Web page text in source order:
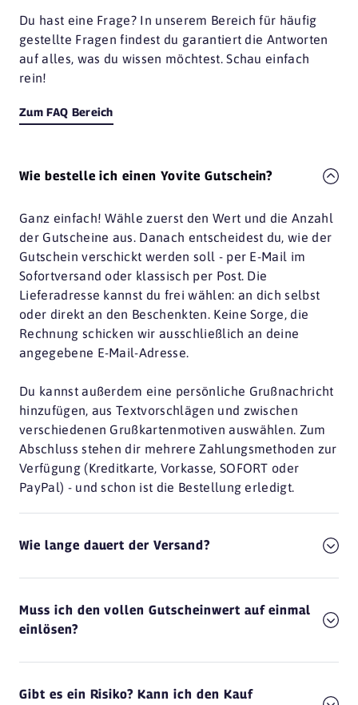
Du hast eine Frage? In unserem Bereich für häufig
gestellte Fragen findest du garantiert die Antworten
auf alles, was du wissen möchtest. Schau einfach
rein!
Zum FAQ Bereich
Wie bestelle ich einen Yovite Gutschein?
Ganz einfach! Wähle zuerst den Wert und die Anzahl
der Gutscheine aus. Danach entscheidest du, wie der
Gutschein verschickt werden soll - per E-Mail im
Sofortversand oder klassisch per Post. Die
Lieferadresse kannst du frei wählen: an dich selbst
oder direkt an den Beschenkten. Keine Sorge, die
Rechnung schicken wir ausschließlich an deine
angegebene E-Mail-Adresse.
Du kannst außerdem eine persönliche Grußnachricht
hinzufügen, aus Textvorschlägen und zwischen
verschiedenen Grußkartenmotiven auswählen. Zum
Abschluss stehen dir mehrere Zahlungsmethoden zur
Verfügung (Kreditkarte, Vorkasse, SOFORT oder
PayPal) - und schon ist die Bestellung erledigt.
Wie lange dauert der Versand?
Muss ich den vollen Gutscheinwert auf einmal
einlösen?
Gibt es ein Risiko? Kann ich den Kauf